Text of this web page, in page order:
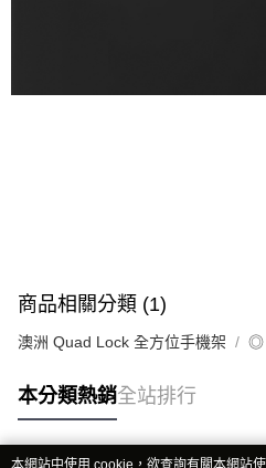
商品相關分類 (1)
澳洲 Quad Lock 全方位手機架 ◎
本分類熱銷全站排行
本網站中使用 cookie，欲查詢有關本網站